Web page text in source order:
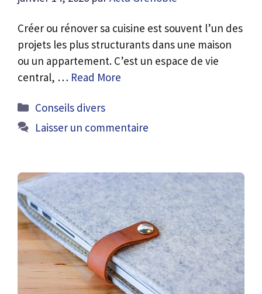
Créer ou rénover sa cuisine est souvent l’un des
projets les plus structurants dans une maison
ou un appartement. C’est un espace de vie
central, … Read More
Catégories
Conseils divers
Laisser un commentaire